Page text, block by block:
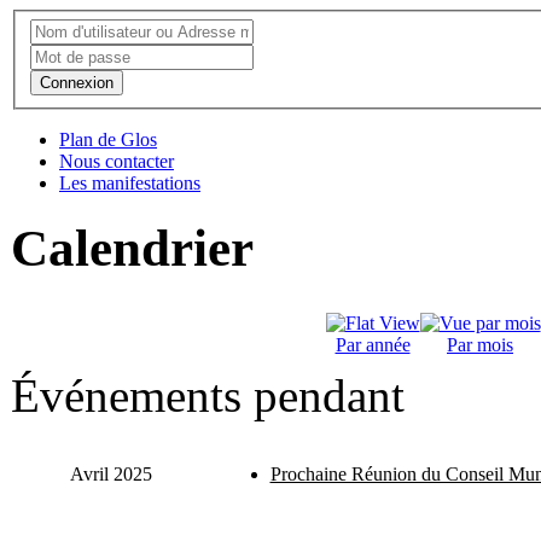
Connexion
Plan de Glos
Nous contacter
Les manifestations
Calendrier
Par année Par mois
Événements pendant
Avril 2025 Prochaine Réunion du Conseil